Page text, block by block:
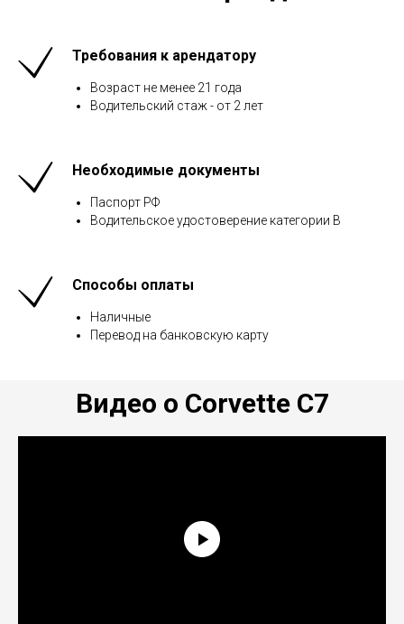
Требования к арендатору
Возраст не менее 21 года
Водительский стаж - от 2 лет
Необходимые документы
Паспорт РФ
Водительское удостоверение категории В
Способы оплаты
Наличные
Перевод на банковскую карту
Видео о Corvette C7